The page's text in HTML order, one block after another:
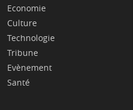
Economie
Culture
Technologie
Tribune
Evènement
Santé